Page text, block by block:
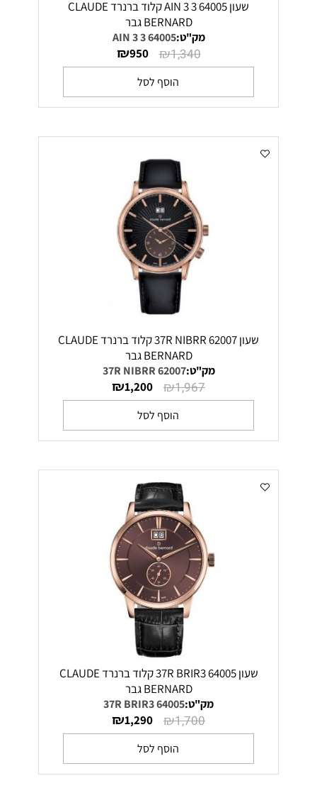
שעון 64005 3 AIN 3 קלוד ברנרד CLAUDE
BERNARD גבר
מק"ט:64005 3 AIN 3
₪1,340
₪950
הוסף לסל
שעון 62007 37R NIBRR קלוד ברנרד CLAUDE
BERNARD גבר
מק"ט:62007 37R NIBRR
₪1,967
₪1,200
הוסף לסל
שעון 64005 37R BRIR3 קלוד ברנרד CLAUDE
BERNARD גבר
מק"ט:64005 37R BRIR3
₪1,700
₪1,290
הוסף לסל